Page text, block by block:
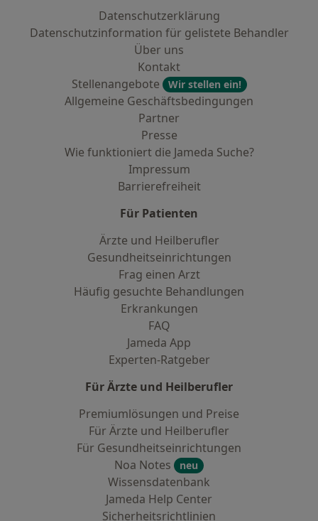
Datenschutzerklärung
Datenschutzinformation für gelistete Behandler
Über uns
Kontakt
Stellenangebote
Wir stellen ein!
Allgemeine Geschäftsbedingungen
Partner
Presse
Wie funktioniert die Jameda Suche?
Impressum
Barrierefreiheit
Für Patienten
Ärzte und Heilberufler
Gesundheitseinrichtungen
Frag einen Arzt
Häufig gesuchte Behandlungen
Erkrankungen
FAQ
Jameda App
Experten-Ratgeber
Für Ärzte und Heilberufler
Premiumlösungen und Preise
Für Ärzte und Heilberufler
Für Gesundheitseinrichtungen
Noa Notes
neu
Wissensdatenbank
Jameda Help Center
Sicherheitsrichtlinien